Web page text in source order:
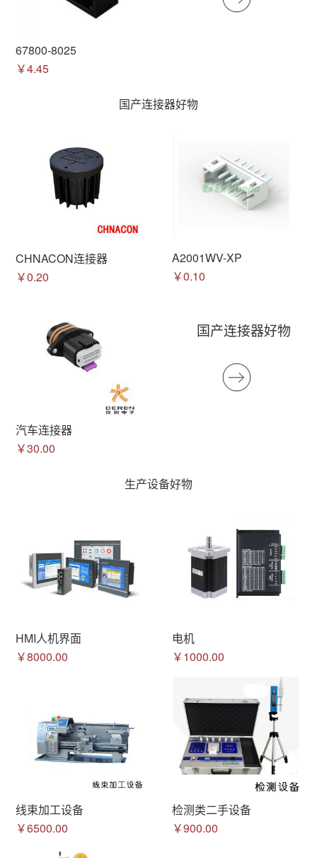
67800-8025
￥4.45
国产连接器好物
CHNACON连接器
￥0.20
A2001WV-XP
￥0.10
汽车连接器
￥30.00
国产连接器好物
生产设备好物
HMI人机界面
￥8000.00
电机
￥1000.00
线束加工设备
￥6500.00
检测类二手设备
￥900.00